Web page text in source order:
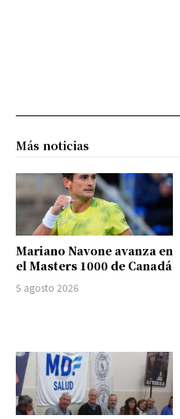
Más noticias
Mariano Navone avanza en
el Masters 1000 de Canadá
5 agosto 2026